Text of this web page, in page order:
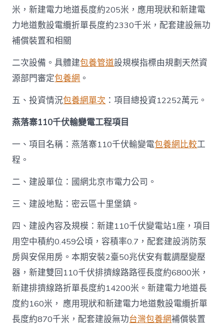
米，新建電力地道長度約205米，應用現狀和新建電
力地道敷設電纜折單長度約2330千米，配套建設無功
補償裝置和相關
二次設備。具體建包養管道設規模指標由規劃天然資
源部門審定包養網 。
五、投資情況包養網單次 ：項目總投資12252萬元。
燕落寨110千伏輸變電工程項目
一、項目名稱：燕落寨110千伏輸變電包養網比較工
程。
二、建設單位：國網北京市電力公司。
三、建設地點：密云區十里堡鎮。
四、建設內容及規模：新建110千伏變電站1座，項目
用空中積約0.459公頃，容積率0.7，配套建設消防泵
房與安保用房。本期安裝2臺50兆伏安有載調壓變壓
器，新建雙回110千伏排擠線路路徑長度約6800米，
新建排擠線路折單長度約14200米。新建電力地道長
度約160米， 應用現狀和新建電力地道敷設電纜折單
長度約870千米，配套建設無功台灣包養網補償裝置